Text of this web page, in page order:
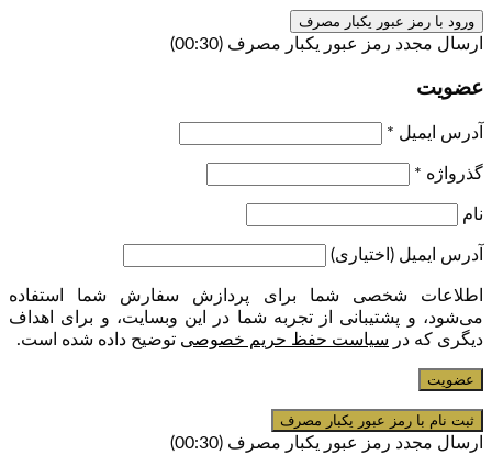
ورود با رمز عبور یکبار مصرف
ارسال مجدد رمز عبور یکبار مصرف (00:
30
)
عضویت
آدرس ایمیل *
گذرواژه *
نام
آدرس ایمیل (اختیاری)
اطلاعات شخصی شما برای پردازش سفارش شما استفاده
می‌شود، و پشتیبانی از تجربه شما در این وبسایت، و برای اهداف
دیگری که در سیاست حفظ حریم خصوصی توضیح داده شده است.
عضویت
ارسال مجدد رمز عبور یکبار مصرف (00:
30
)